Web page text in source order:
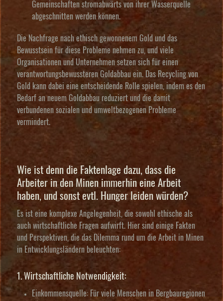
Gemeinschaften stromabwärts von ihrer Wasserquelle
abgeschnitten werden können.
Die Nachfrage nach ethisch gewonnenem Gold und das
Bewusstsein für diese Probleme nehmen zu, und viele
Organisationen und Unternehmen setzen sich für einen
verantwortungsbewussteren Goldabbau ein. Das Recycling von
Gold kann dabei eine entscheidende Rolle spielen, indem es den
Bedarf an neuem Goldabbau reduziert und die damit
verbundenen sozialen und umweltbezogenen Probleme
vermindert.
Wie ist denn die Faktenlage dazu, dass die
Arbeiter in den Minen immerhin eine Arbeit
haben, und sonst evtl. Hunger leiden würden?
Es ist eine komplexe Angelegenheit, die sowohl ethische als
auch wirtschaftliche Fragen aufwirft. Hier sind einige Fakten
und Perspektiven, die das Dilemma rund um die Arbeit in Minen
in Entwicklungsländern beleuchten:
1. Wirtschaftliche Notwendigkeit:
Einkommensquelle: Für viele Menschen in Bergbauregionen